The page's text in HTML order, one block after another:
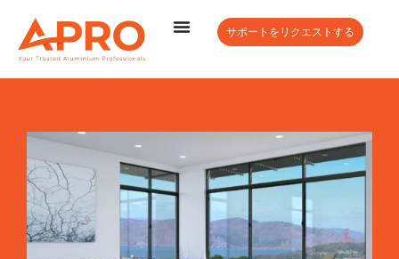
サポートをリクエストする